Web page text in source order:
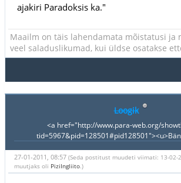
ajakiri Paradoksis ka."
Maailm on täis lahendamata mõistatusi ja
veel saladuslikumad, kui üldse osatakse
Loogik
<a href="http://www.para-web.org/
27-01-2011, 08:57 (Seda postitust muudeti viimati: 13-02-
muutjaks oli PiziIngliito.)